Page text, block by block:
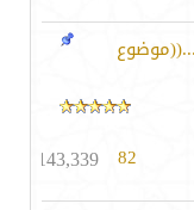
82
143,339